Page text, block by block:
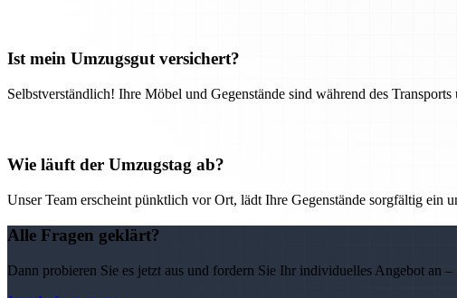
Ist mein Umzugsgut versichert?
Selbstverständlich! Ihre Möbel und Gegenstände sind während des Transports
Wie läuft der Umzugstag ab?
Unser Team erscheint pünktlich vor Ort, lädt Ihre Gegenstände sorgfältig ein
Alle Fragen geklärt?
Dann probieren Sie es jetzt aus und fordern Sie Ihr individuelles Angebot an